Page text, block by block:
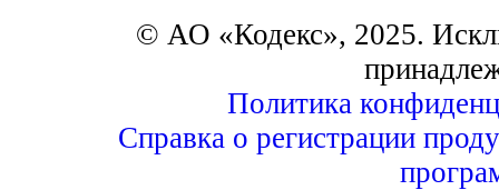
© АО «Кодекс», 2025.
Политика
Справка о регистрации